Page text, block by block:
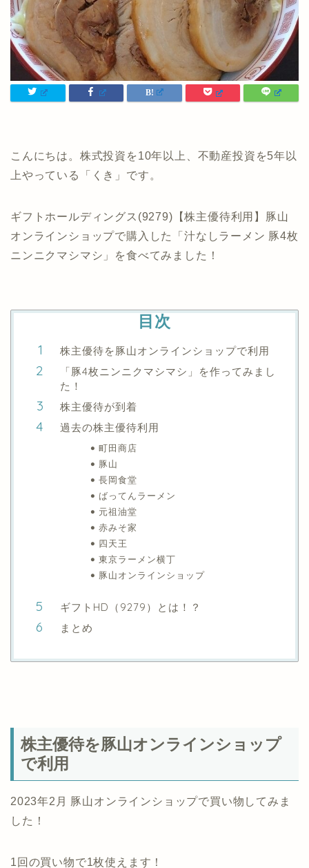
こんにちは。株式投資を10年以上、不動産投資を5年以
上やっている「くき」です。
ギフトホールディングス(9279)【株主優待利用】豚山
オンラインショップで購入した「汁なしラーメン 豚4枚
ニンニクマシマシ」を食べてみました！
目次
株主優待を豚山オンラインショップで利用
「豚4枚ニンニクマシマシ」を作ってみまし
た！
株主優待が到着
過去の株主優待利用
町田商店
豚山
長岡食堂
ばってんラーメン
元祖油堂
赤みそ家
四天王
東京ラーメン横丁
豚山オンラインショップ
ギフトHD（9279）とは！？
まとめ
株主優待を豚山オンラインショップ
で利用
2023年2月 豚山オンラインショップで買い物してみま
した！
1回の買い物で1枚使えます！